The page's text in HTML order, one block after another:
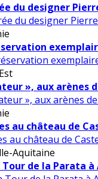
du designer
», aux arènes
au château de
Aquitaine
de la Parata à